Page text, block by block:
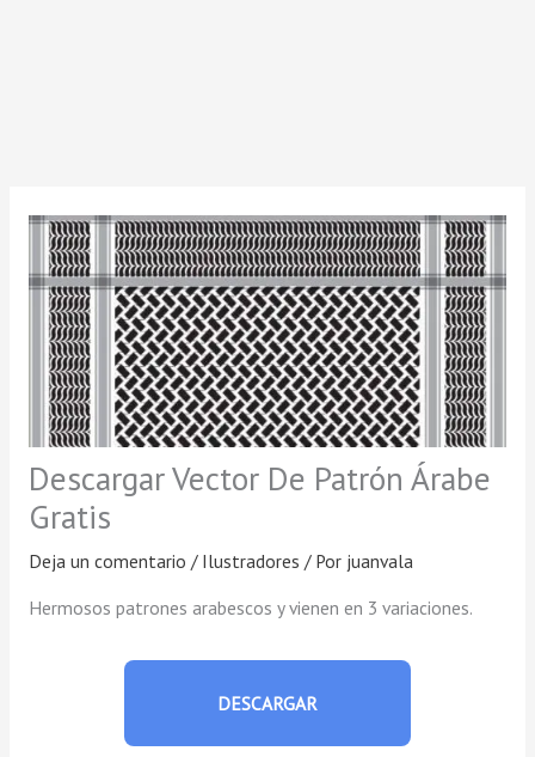
Descargar Vector De Patrón Árabe
Gratis
Deja un comentario / Ilustradores / Por juanvala
Hermosos patrones arabescos y vienen en 3 variaciones.
DESCARGAR